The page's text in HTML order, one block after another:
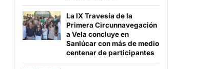
La IX Travesía de la
Primera Circunnavegación
a Vela concluye en
Sanlúcar con más de medio
centenar de participantes